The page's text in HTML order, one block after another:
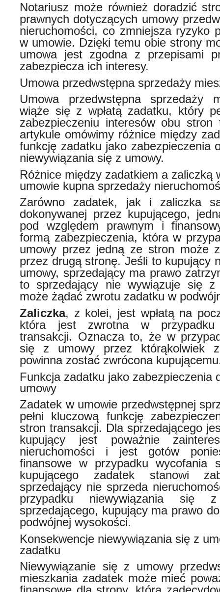
Notariusz może również doradzić
prawnych dotyczących umowy
nieruchomości, co zmniejsza ryzyko
w umowie. Dzięki temu obie strony
umowa jest zgodna z przepisami
zabezpiecza ich interesy.
Umowa przedwstępna sprzedaży
Umowa przedwstępna sprzedaży
wiąże się z wpłatą zadatku, który
zabezpieczeniu interesów obu
artykule omówimy różnice między
funkcję zadatku jako zabezpieczenia
niewywiązania się z umowy.
Różnice między zadatkiem a zaliczką
umowie kupna sprzedaży
Zarówno zadatek, jak i zaliczka
dokonywanej przez kupującego,
pod względem prawnym i
formą zabezpieczenia, która w
umowy przez jedną ze stron może
przez drugą stronę. Jeśli to kupujący
umowy, sprzedający ma prawo
to sprzedający nie wywiązuje się z
może żądać zwrotu zadatku w
Zaliczka, z kolei, jest wpłatą na
która jest zwrotna w przypadku
transakcji. Oznacza to, że w
się z umowy przez którąkolwiek
powinna zostać zwrócona
Funkcja zadatku jako zabezpieczenia
umowy
Zadatek w umowie przedwstępnej
pełni kluczową funkcję
stron transakcji. Dla sprzedającego
kupujący jest poważnie
nieruchomości i jest gotów
finansowe w przypadku wycofania
kupującego zadatek stanowi
sprzedający nie sprzeda
przypadku niewywiązania się
sprzedającego, kupujący ma prawo
podwójnej wysokości.
Konsekwencje niewywiązania się z
zadatku
Niewywiązanie się z umowy
mieszkania zadatek może mieć